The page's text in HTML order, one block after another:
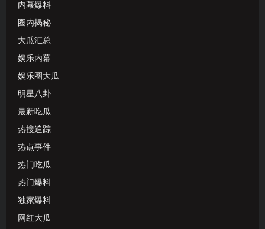
内幕爆料
圈内揭秘
大瓜汇总
娱乐内幕
娱乐圈大瓜
明星八卦
最新吃瓜
热搜追踪
热点事件
热门吃瓜
热门爆料
独家爆料
网红大瓜